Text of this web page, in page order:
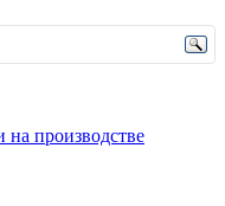
на производстве